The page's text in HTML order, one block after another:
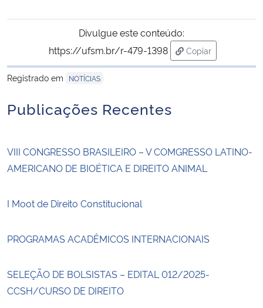
Divulgue este conteúdo:
https://ufsm.br/r-479-1398
Copiar
para área de
Registrado em
NOTÍCIAS
Publicações Recentes
VIII CONGRESSO BRASILEIRO – V COMGRESSO LATINO-
AMERICANO DE BIOÉTICA E DIREITO ANIMAL
I Moot de Direito Constitucional
PROGRAMAS ACADÊMICOS INTERNACIONAIS
SELEÇÃO DE BOLSISTAS – EDITAL 012/2025-
CCSH/CURSO DE DIREITO